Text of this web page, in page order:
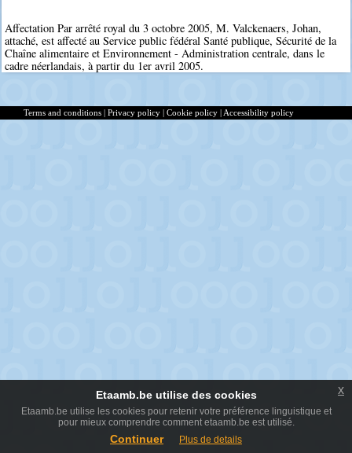
Affectation Par arrêté royal du 3 octobre 2005, M. Valckenaers, Johan,
attaché, est affecté au Service public fédéral Santé publique, Sécurité de la
Chaîne alimentaire et Environnement - Administration centrale, dans le
cadre néerlandais, à partir du 1er avril 2005.
Terms and conditions | Privacy policy | Cookie policy | Accessibility policy
Etaamb.be utilise des cookies
Etaamb.be utilise les cookies pour retenir votre préférence linguistique et
pour mieux comprendre comment etaamb.be est utilisé.
Continuer Plus de details
x